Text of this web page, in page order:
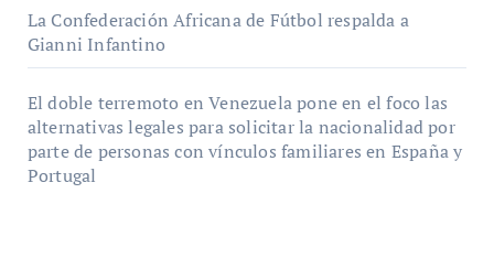
La Confederación Africana de Fútbol respalda a
Gianni Infantino
El doble terremoto en Venezuela pone en el foco las
alternativas legales para solicitar la nacionalidad por
parte de personas con vínculos familiares en España y
Portugal